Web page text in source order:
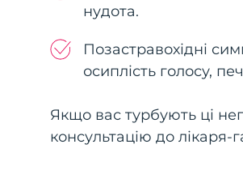
нудота.
Позастравохідні
осиплість голосу,
Якщо вас турбують ці
консультацію до лікаря-